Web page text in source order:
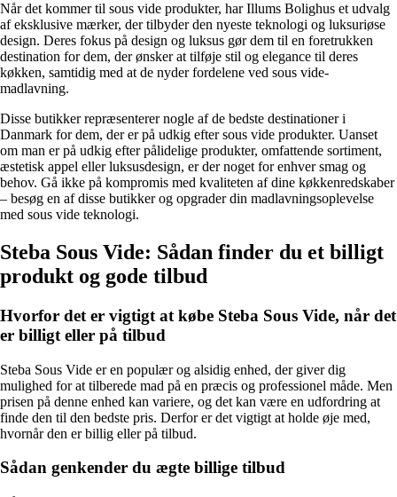
Når det kommer til sous vide produkter, har Illums Bolighus et udvalg
af eksklusive mærker, der tilbyder den nyeste teknologi og luksuriøse
design. Deres fokus på design og luksus gør dem til en foretrukken
destination for dem, der ønsker at tilføje stil og elegance til deres
køkken, samtidig med at de nyder fordelene ved sous vide-
madlavning.
Disse butikker repræsenterer nogle af de bedste destinationer i
Danmark for dem, der er på udkig efter sous vide produkter. Uanset
om man er på udkig efter pålidelige produkter, omfattende sortiment,
æstetisk appel eller luksusdesign, er der noget for enhver smag og
behov. Gå ikke på kompromis med kvaliteten af ​​dine køkkenredskaber
– besøg en af ​​disse butikker og opgrader din madlavningsoplevelse
med sous vide teknologi.
Steba Sous Vide: Sådan finder du et billigt
produkt og gode tilbud
Hvorfor det er vigtigt at købe Steba Sous Vide, når det
er billigt eller på tilbud
Steba Sous Vide er en populær og alsidig enhed, der giver dig
mulighed for at tilberede mad på en præcis og professionel måde. Men
prisen på denne enhed kan variere, og det kan være en udfordring at
finde den til den bedste pris. Derfor er det vigtigt at holde øje med,
hvornår den er billig eller på tilbud.
Sådan genkender du ægte billige tilbud